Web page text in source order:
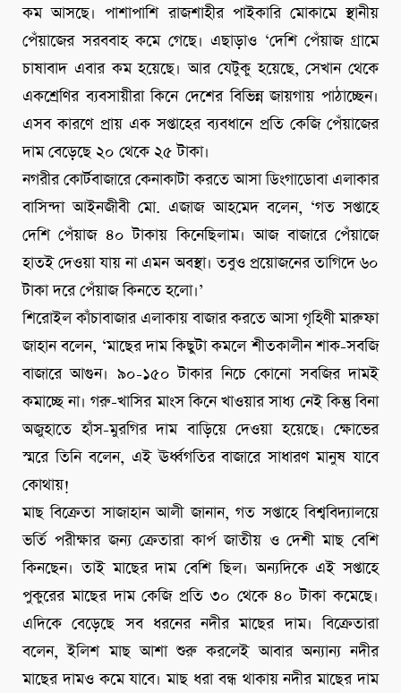
কম আসছে। পাশাপাশি রাজশাহীর পাইকারি মোকামে স্থানীয়
পেঁয়াজের সরববাহ কমে গেছে। এছাড়াও ‘দেশি পেঁয়াজ গ্রামে
চাষাবাদ এবার কম হয়েছে। আর যেটুকু হয়েছে, সেখান থেকে
একশ্রেণির ব্যবসায়ীরা কিনে দেশের বিভিন্ন জায়গায় পাঠাচ্ছেন।
এসব কারণে প্রায় এক সপ্তাহের ব্যবধানে প্রতি কেজি পেঁয়াজের
দাম বেড়েছে ২০ থেকে ২৫ টাকা।
নগরীর কোর্টবাজারে কেনাকাটা করতে আসা ডিংগাডোবা এলাকার
বাসিন্দা আইনজীবী মো. এজাজ আহমেদ বলেন, ‘গত সপ্তাহে
দেশি পেঁয়াজ ৪০ টাকায় কিনেছিলাম। আজ বাজারে পেঁয়াজে
হাতই দেওয়া যায় না এমন অবস্থা। তবুও প্রয়োজনের তাগিদে ৬০
টাকা দরে পেঁয়াজ কিনতে হলো।’
শিরোইল কাঁচাবাজার এলাকায় বাজার করতে আসা গৃহিণী মারুফা
জাহান বলেন, ‘মাছের দাম কিছুটা কমলে শীতকালীন শাক-সবজি
বাজারে আগুন। ৯০-১৫০ টাকার নিচে কোনো সবজির দামই
কমাচ্ছে না। গরু-খাসির মাংস কিনে খাওয়ার সাধ্য নেই কিন্তু বিনা
অজুহাতে হাঁস-মুরগির দাম বাড়িয়ে দেওয়া হয়েছে। ক্ষোভের
স্মরে তিনি বলেন, এই ঊর্ধ্বগতির বাজারে সাধারণ মানুষ যাবে
কোথায়!
মাছ বিক্রেতা সাজাহান আলী জানান, গত সপ্তাহে বিশ্ববিদ্যালয়ে
ভর্তি পরীক্ষার জন্য ক্রেতারা কার্প জাতীয় ও দেশী মাছ বেশি
কিনছেন। তাই মাছের দাম বেশি ছিল। অন্যদিকে এই সপ্তাহে
পুকুরের মাছের দাম কেজি প্রতি ৩০ থেকে ৪০ টাকা কমেছে।
এদিকে বেড়েছে সব ধরনের নদীর মাছের দাম। বিক্রেতারা
বলেন, ইলিশ মাছ আশা শুরু করলেই আবার অন্যান্য নদীর
মাছের দামও কমে যাবে। মাছ ধরা বন্ধ থাকায় নদীর মাছের দাম